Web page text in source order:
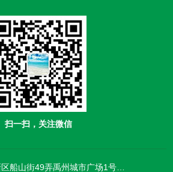
扫一扫，关注微信
地址：上海市浦东新区船山街49弄禹州城市广场1号楼906